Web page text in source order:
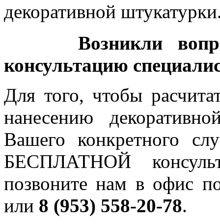
декоративной
Возникли
консультацию
Для того, чтобы
нанесению
Вашего конкретного
БЕСПЛАТНОЙ
позвоните нам в офис
или 8 (953) 558-20-78.